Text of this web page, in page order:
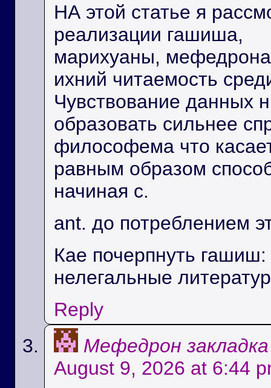
НА этой статье я
реализации гашиша,
марихуаны,
ихний читаемость
Чувствование данных
образовать сильнее
философема что
равным образом
начиная с.
ant. до потреблением
Кае почерпнуть
нелегальные
Reply
Мефедрон закладка
August 9, 2026 at 6:44